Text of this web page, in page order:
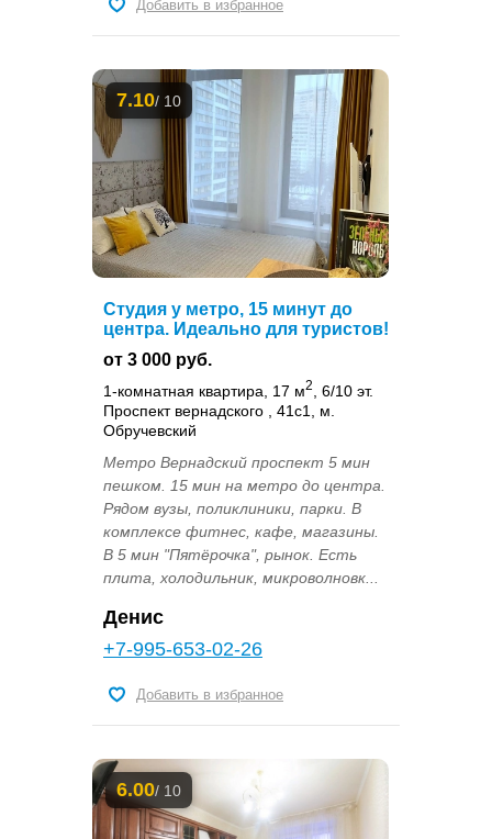
Добавить в избранное
7.10/ 10
Студия у метро, 15 минут до
центра. Идеально для туристов!
от 3 000 руб.
1-комнатная квартира, 17 м2
, 6/10 эт.
Проспект вернадского , 41с1, м.
Обручевский
Метро Вернадский проспект 5 мин
пешком. 15 мин на метро до центра.
Рядом вузы, поликлиники, парки. В
комплексе фитнес, кафе, магазины.
В 5 мин "Пятёрочка", рынок. Есть
плита, холодильник, микроволновк...
Денис
+7-995-653-02-26
Добавить в избранное
6.00/ 10